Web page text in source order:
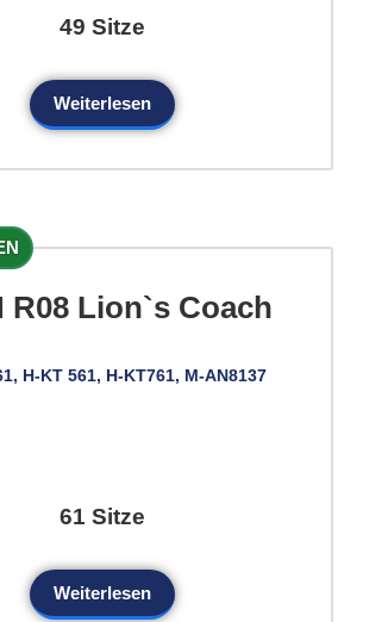
49 Sitze
Weiterlesen
R08 Lion`s Coach
H-KT 561, H-KT761, M-AN8137
61 Sitze
Weiterlesen